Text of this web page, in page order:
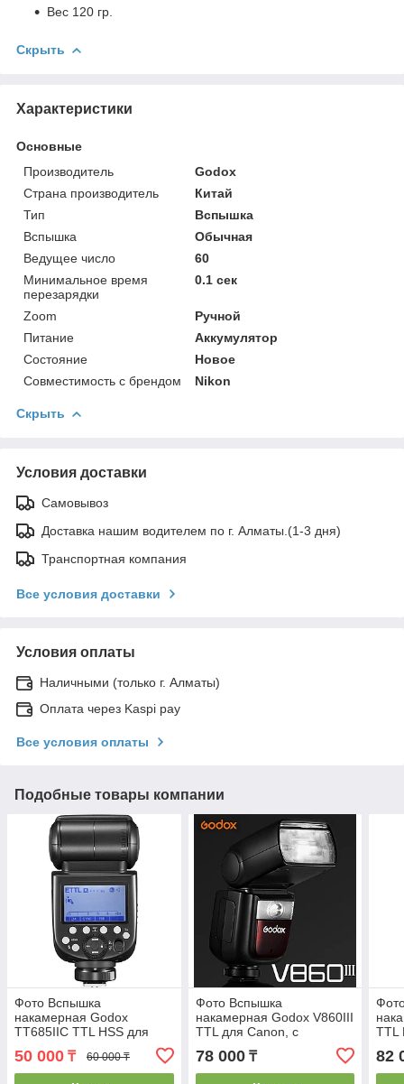
Вес 120 гр.
Скрыть
Характеристики
Основные
Производитель
Godox
Страна производитель
Китай
Тип
Вспышка
Вспышка
Обычная
Ведущее число
60
Минимальное время
перезарядки
0.1 сек
Zoom
Ручной
Питание
Аккумулятор
Состояние
Новое
Совместимость с брендом
Nikon
Скрыть
Условия доставки
Самовывоз
Доставка нашим водителем по г. Алматы.(1-3 дня)
Транспортная компания
Все условия доставки
Условия оплаты
Наличными (только г. Алматы)
Оплата через Kaspi pay
Все условия оплаты
Подобные товары компании
Фото Вспышка
накамерная Godox
TT685IIС TTL HSS для
50 000 ₸ 60 000 ₸
Фото Вспышка
накамерная Godox V860III
TTL для Canon, с
аккумулятором
78 000₸
TTL
82